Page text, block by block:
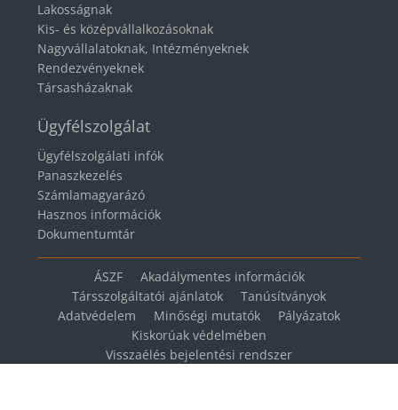
Lakosságnak
Kis- és középvállalkozásoknak
Nagyvállalatoknak, Intézményeknek
Rendezvényeknek
Társasházaknak
Ügyfélszolgálat
Ügyfélszolgálati infók
Panaszkezelés
Számlamagyarázó
Hasznos információk
Dokumentumtár
ÁSZF
Akadálymentes információk
Társszolgáltatói ajánlatok
Tanúsítványok
Adatvédelem
Minőségi mutatók
Pályázatok
Kiskorúak védelmében
Visszaélés bejelentési rendszer